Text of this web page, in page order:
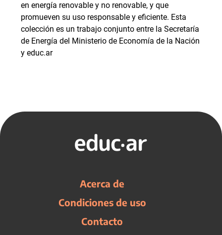
en energía renovable y no renovable, y que
promueven su uso responsable y eficiente. Esta
colección es un trabajo conjunto entre la Secretaría
de Energía del Ministerio de Economía de la Nación
y educ.ar
Acerca de
Condiciones de uso
Contacto